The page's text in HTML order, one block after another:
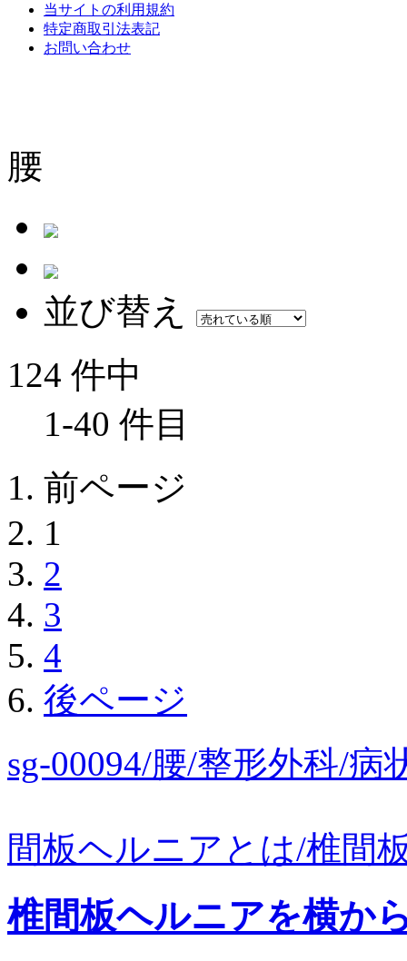
当サイトの利用規約
特定商取引法表記
お問い合わせ
腰
並び替え
124 件中
1-40 件目
前ページ
1
2
3
4
後ページ
sg-00094/腰/整形外科/
間板ヘルニアとは/椎間
椎間板ヘルニアを横か